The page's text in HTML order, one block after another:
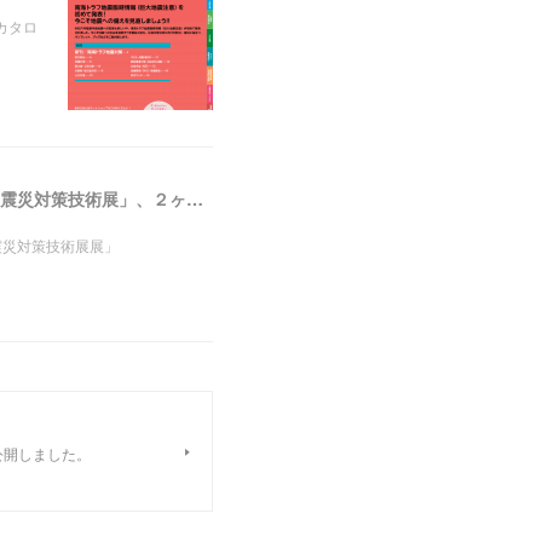
タロ
２月７〜９日 第４５回工業技術見本市「テクニカルショウ ヨコハマ２０２４」、２月８〜９日 「震災対策技術展」、２ヶ所に出展
対策技術展展」
しました。